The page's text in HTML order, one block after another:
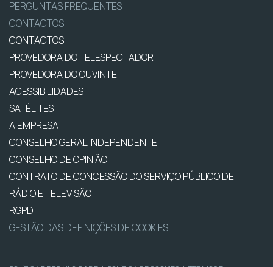
PERGUNTAS FREQUENTES
CONTACTOS
CONTACTOS
PROVEDORA DO TELESPECTADOR
PROVEDORA DO OUVINTE
ACESSIBILIDADES
SATÉLITES
A EMPRESA
CONSELHO GERAL INDEPENDENTE
CONSELHO DE OPINIÃO
CONTRATO DE CONCESSÃO DO SERVIÇO PÚBLICO DE
RÁDIO E TELEVISÃO
RGPD
GESTÃO DAS DEFINIÇÕES DE COOKIES